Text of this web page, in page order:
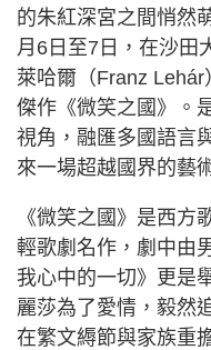
的朱紅深宮之間悄然
月6日至7日，在沙田
萊哈爾（Franz
傑作《微笑之國》。
視角，融匯多國語言
來一場超越國界的藝
《微笑之國》是西方
輕歌劇名作，劇中由
我心中的一切》更是
麗莎為了愛情，毅然
在繁文縟節與家族重